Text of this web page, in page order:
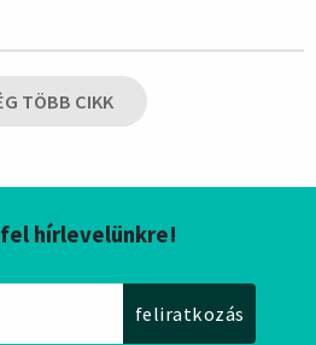
TÖBB CIKK
hírlevelünkre!